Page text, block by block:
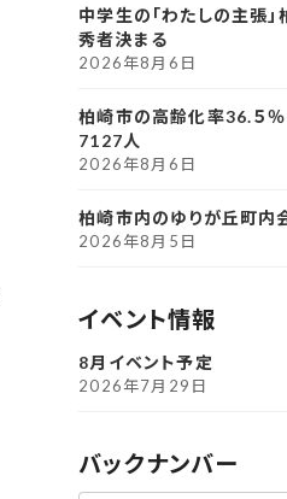
中学生の「わたしの主張
秀者決まる
2026年8月6日
柏崎市の高齢化率36.５
7127人
2026年8月6日
柏崎市内のゆりが丘町内
2026年8月5日
イベント情報
8月イベント予定
2026年7月29日
バックナンバー
ア